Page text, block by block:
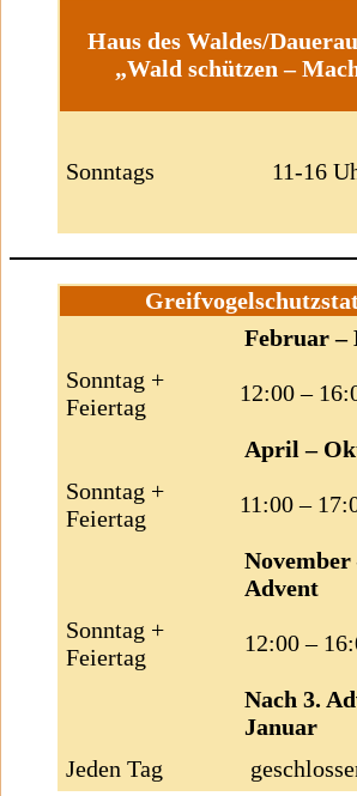
Haus des Waldes/
„Wald schützen –
Sonntags 11-16
Februar –
Sonntag +
Feiertag
12:00 –
April –
Sonntag +
Feiertag
11:00 –
November
Advent
Sonntag +
Feiertag
12:00 –
Nach 3.
Januar
Jeden Tag